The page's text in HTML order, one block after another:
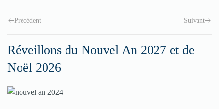
Précédent Suivant
Réveillons du Nouvel An 2027 et de
Noël 2026